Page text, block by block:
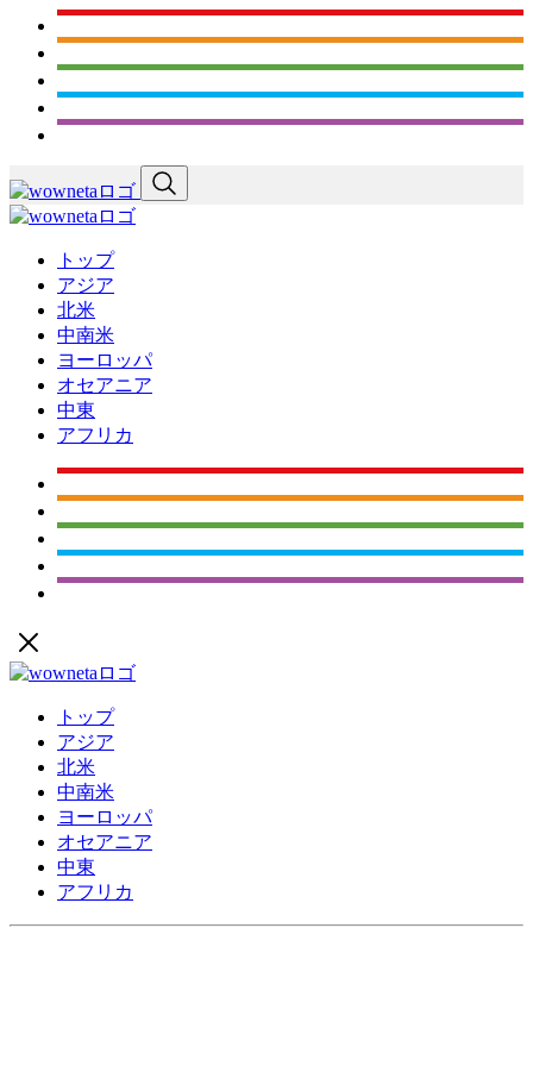
トップ
アジア
北米
中南米
ヨーロッパ
オセアニア
中東
アフリカ
トップ
アジア
北米
中南米
ヨーロッパ
オセアニア
中東
アフリカ